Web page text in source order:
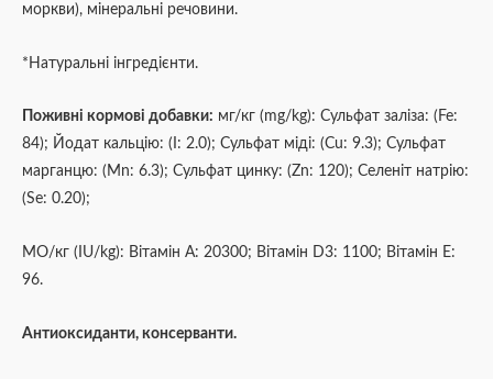
моркви), мінеральні речовини.
*Натуральні інгредієнти.
Поживні кормові добавки: мг/кг (mg/kg): Сульфат заліза: (Fe:
84); Йодат кальцію: (I: 2.0); Сульфат міді: (Cu: 9.3); Сульфат
марганцю: (Mn: 6.3); Сульфат цинку: (Zn: 120); Селеніт натрію:
(Se: 0.20);
МО/кг (IU/kg): Вітамін А: 20300; Вітамін D3: 1100; Вітамін Е:
96.
Антиоксиданти, консерванти.